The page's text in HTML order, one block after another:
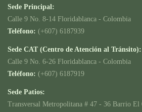
Sede Principal:
Calle 9 No. 8-14 Floridablanca - Colombia
Teléfono: (+607) 6187939
Sede CAT (Centro de Atención al Tránsito):
Calle 9 No. 6-26 Floridablanca - Colombia
Teléfono: (+607) 6187919
Sede Patios:
Transversal Metropolitana # 47 - 36 Barrio El